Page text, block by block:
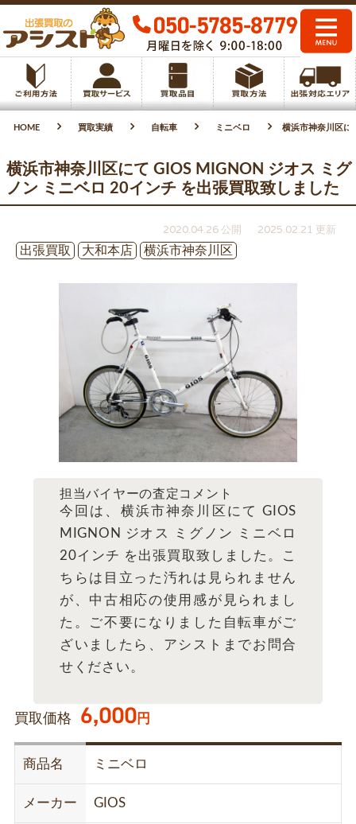
HOME 買取実績 自転車 ミニベロ 横浜市神奈川区に
横浜市神奈川区にて GIOS MIGNON ジオス ミグ
ノン ミニベロ 20インチ を出張買取致しました
2020.04.26 公開
2025.02.21 更新
出張買取
大和本店 横浜市神奈川区
担当バイヤーの査定コメント
今回は、横浜市神奈川区にて GIOS
MIGNON ジオス ミグノン ミニベロ
20インチ を出張買取致しました。こ
ちらは目立った汚れは見られません
が、中古相応の使用感が見られまし
た。ご不要になりました自転車がご
ざいましたら、アシストまでお問合
せください。
買取価格 6,000円
商品名 ミニベロ
メーカー GIOS